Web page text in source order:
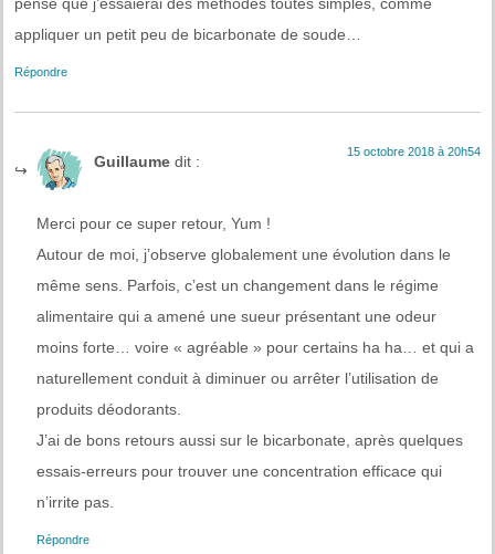
appliquer un petit peu de bicarbonate de soude…
Répondre
Guillaume dit :
15 octobre 2018 à 20h54
Merci pour ce super retour, Yum !
Autour de moi, j’observe globalement une évolution dans le
même sens. Parfois, c’est un changement dans le régime
alimentaire qui a amené une sueur présentant une odeur
moins forte… voire « agréable » pour certains ha ha… et qui a
naturellement conduit à diminuer ou arrêter l’utilisation de
produits déodorants.
J’ai de bons retours aussi sur le bicarbonate, après quelques
essais-erreurs pour trouver une concentration efficace qui
n’irrite pas.
Répondre